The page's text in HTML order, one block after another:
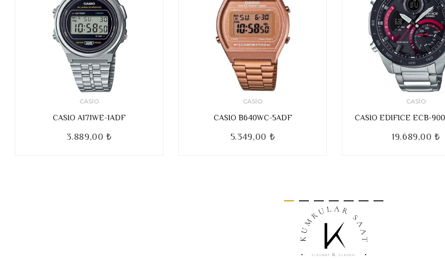
CASIO
CASIO A171WE-1ADF
3.889,00 ₺
CASIO
CASIO B640WC-5ADF
5.349,00 ₺
CASIO
CASIO EDIFICE ECB-
19.689,00 ₺